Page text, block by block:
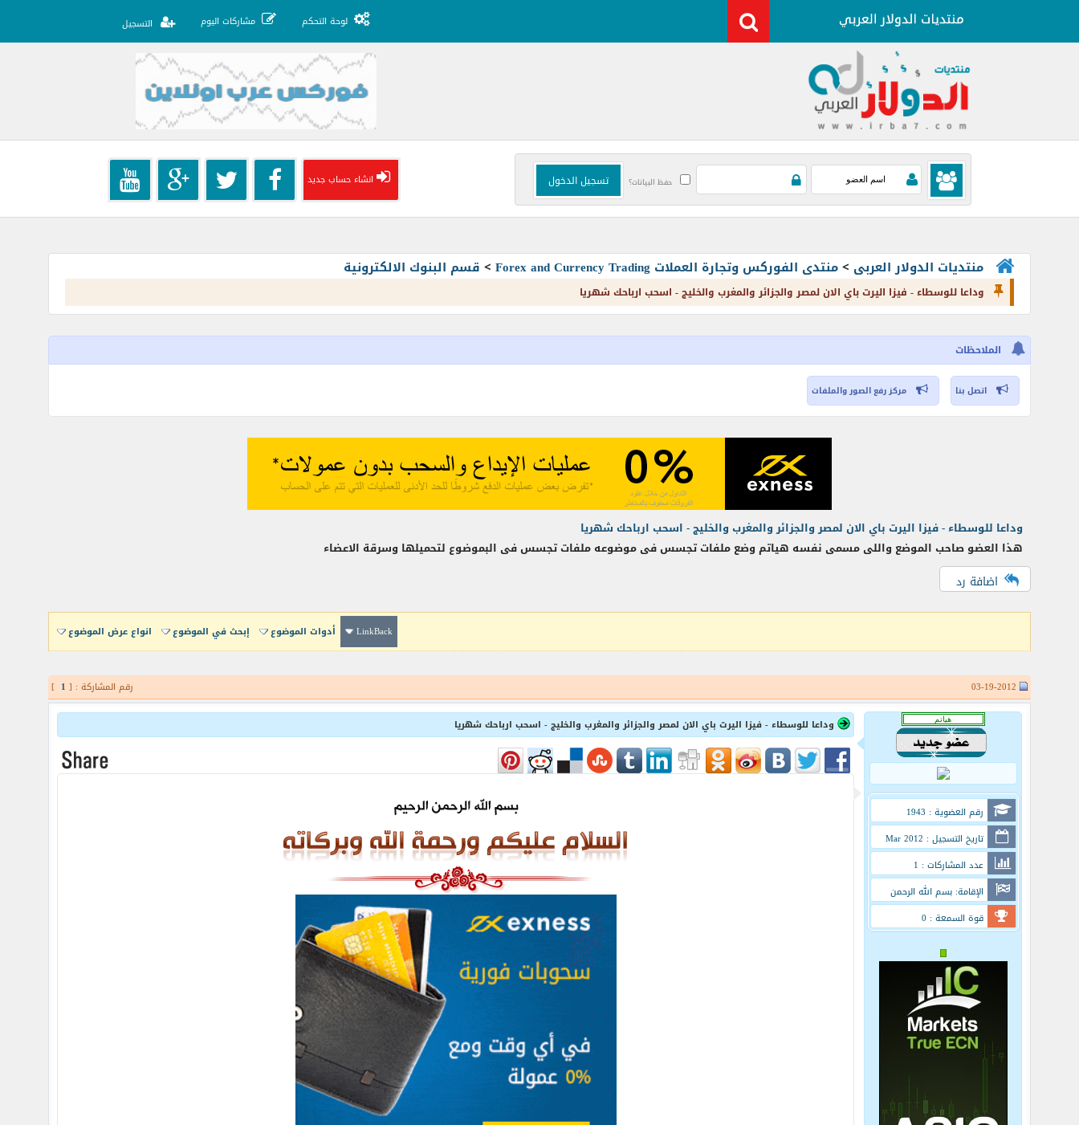
لوحة التحكم مشاركات اليوم التسجيل
حفظ البيانات؟ انشاء حساب جديد
منتديات الدولار العربى >منتدى الفوركس وتجارة العملات Forex and Currency Trading > قسم البنوك الالكترونية
وداعا للوسطاء - فيزا اليرت باي الان لمصر والجزائر والمغرب والخليج - اسحب ارباحك شهريا
الملاحظات
اتصل بنا مركز رفع الصور والملفات
وداعا للوسطاء - فيزا اليرت باي الان لمصر والجزائر والمغرب والخليج - اسحب ارباحك شهريا
هذا العضو صاحب الموضع واللى مسمى نفسه هياتم وضع ملفات تجسس فى موضوعه ملفات تجسس فى البموضوع لتحميلها وسرقة الاعضاء
اضافة رد
LinkBack أدوات الموضوع إبحث في الموضوع انواع عرض الموضوع
رقم المشاركة : [ 1
]
رقم العضوية : 1943
تاريخ التسجيل : Mar 2012
عدد المشاركات : 1
الإقامة: بسم الله الرحمن
الرحيم
قوة السمعة : 0
وداعا للوسطاء - فيزا اليرت باي الان لمصر والجزائر والمغرب والخليج - اسحب ارباحك شهريا